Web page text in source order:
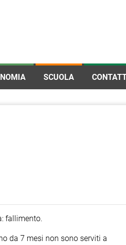
SCUOLA
fallimento.
da 7 mesi non sono serviti a